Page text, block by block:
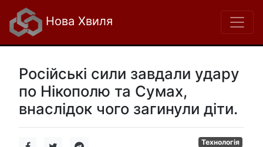
Нова Хвиля
Російські сили завдали удару
по Нікополю та Сумах,
внаслідок чого загинули діти.
Технологія